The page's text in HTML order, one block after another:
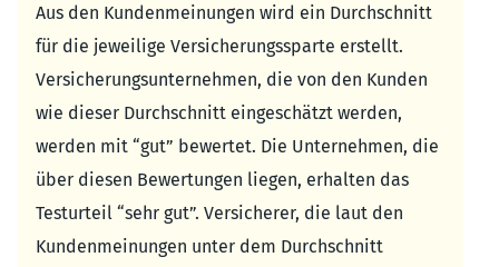
Aus den Kundenmeinungen wird ein Durchschnitt
für die jeweilige Versicherungssparte erstellt.
Versicherungsunternehmen, die von den Kunden
wie dieser Durchschnitt eingeschätzt werden,
werden mit “gut” bewertet. Die Unternehmen, die
über diesen Bewertungen liegen, erhalten das
Testurteil “sehr gut”. Versicherer, die laut den
Kundenmeinungen unter dem Durchschnitt